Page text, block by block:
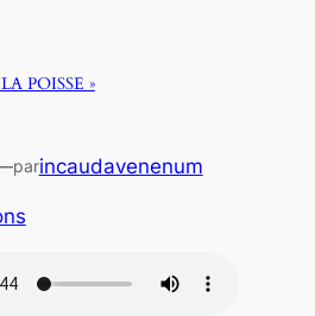
POISSE »
parincaudavenenum